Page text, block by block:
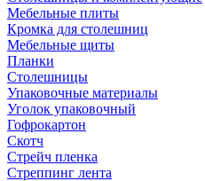
Мебельные плиты
Кромка для столешниц
Мебельные щиты
Планки
Столешницы
Упаковочные материалы
Уголок упаковочный
Гофрокартон
Скотч
Стрейч пленка
Стреппинг лента